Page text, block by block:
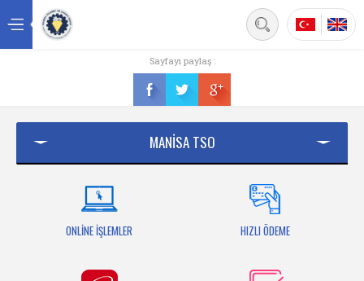
Üyelik
Sayfayı paylaş :
MANİSA TSO
ONLİNE İŞLEMLER HIZLI ÖDEME